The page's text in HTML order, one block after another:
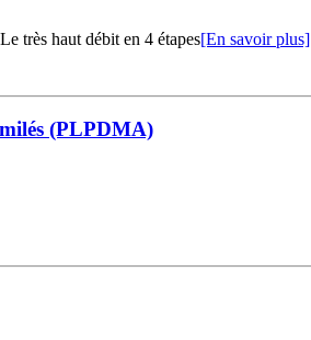
très haut débit en 4 étapes[En savoir plus]
(PLPDMA)